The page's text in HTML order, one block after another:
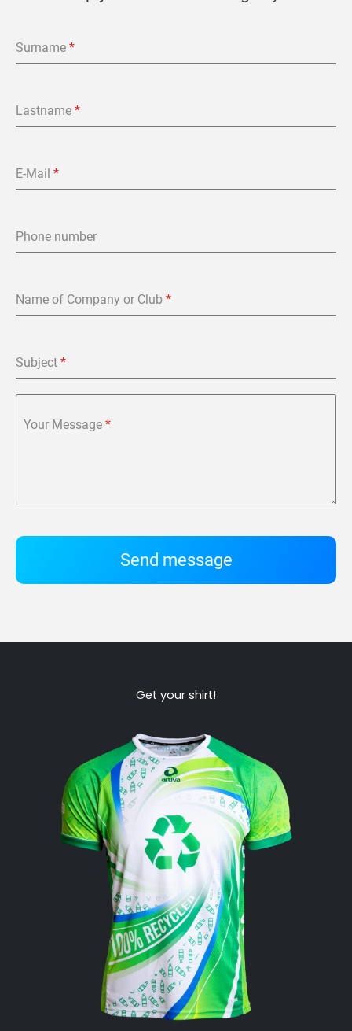
Surname *
Lastname *
E-Mail *
Phone number
Name of Company or Club *
Subject *
Your Message *
Send message
Get your shirt!